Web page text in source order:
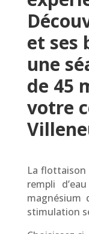
et ses
une
de 45
votre
La
rempli
magnésium
stimulation